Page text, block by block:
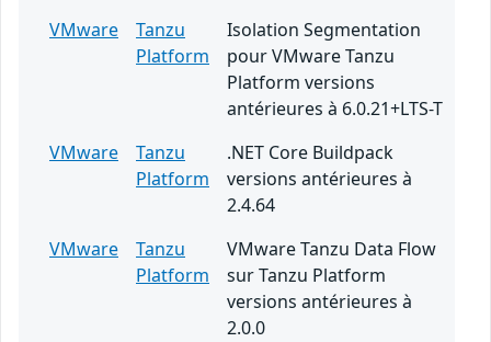
VMware
Tanzu
Platform
Isolation Segmentation
pour VMware Tanzu
Platform versions
antérieures à 6.0.21+LTS-T
VMware
Tanzu
Platform
.NET Core Buildpack
versions antérieures à
2.4.64
VMware
Tanzu
Platform
VMware Tanzu Data Flow
sur Tanzu Platform
versions antérieures à
2.0.0